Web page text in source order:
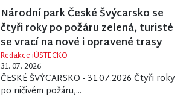
Národní park České Švýcarsko se
čtyři roky po požáru zelená, turisté
se vrací na nové i opravené trasy
Redakce iÚSTECKO
31. 07. 2026
ČESKÉ ŠVÝCARSKO - 31.07.2026 Čtyři roky
po ničivém požáru,...